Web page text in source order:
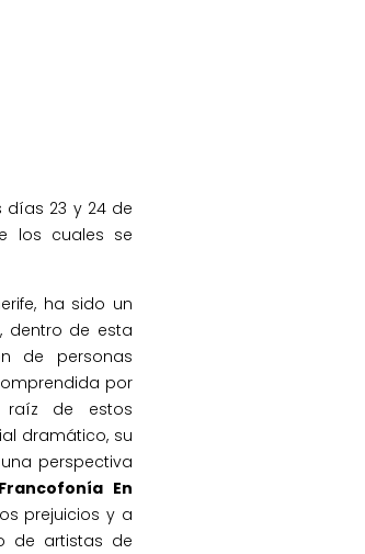
días 23 y 24 de
los cuales se
ha sido un
dentro de esta
de personas
por
de estos
dramático, su
perspectiva
En
prejuicios y a
de artistas de